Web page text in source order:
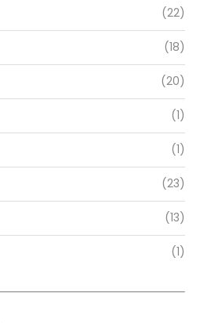
(22)
(18)
(20)
(1)
(1)
(23)
(13)
(1)